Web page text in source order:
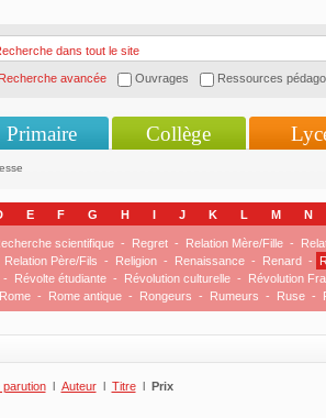
avancée Ouvrages Ressources
Primaire Collège
E F G H I J K L M N
scientifique - Regret - Relation Mère/Fille -
Relation Père/Fils - Religion - Renaissance - Renard -
- Révolte étudiante - Révolution culturelle - Révolution
Rome - Rome antique - Rongeurs - Rumeurs - Ruse -
parution l Auteur l Titre l Prix